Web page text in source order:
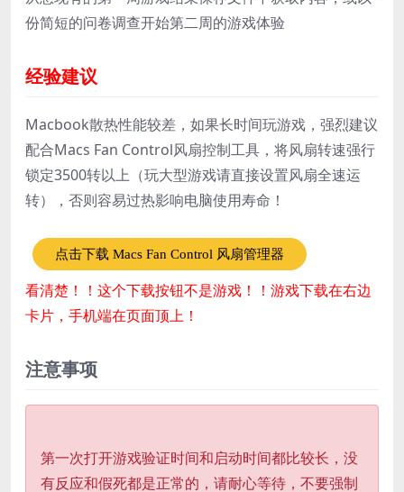
份简短的问卷调查开始第二周的游戏体验
经验建议
Macbook散热性能较差，如果长时间玩游戏，强烈建议
配合Macs Fan Control风扇控制工具，将风扇转速强行
锁定3500转以上（玩大型游戏请直接设置风扇全速运
转），否则容易过热影响电脑使用寿命！
点击下载 Macs Fan Control 风扇管理器
看清楚！！这个下载按钮不是游戏！！游戏下载在右边
卡片，手机端在页面顶上！
注意事项
第一次打开游戏验证时间和启动时间都比较长，没
有反应和假死都是正常的，请耐心等待，不要强制